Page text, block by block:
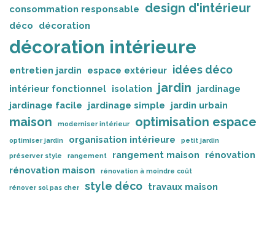
consommation responsable
design d'intérieur
déco décoration
décoration intérieure
entretien jardin espace extérieur idées déco
intérieur fonctionnel isolation jardin
jardinage
jardinage facile
jardinage simple jardin urbain
maison moderniser intérieur optimisation espace
optimiser jardin organisation intérieure petit jardin
préserver style rangement rangement maison
rénovation
rénovation maison
rénovation à moindre coût
rénover sol pas cher style déco travaux maison